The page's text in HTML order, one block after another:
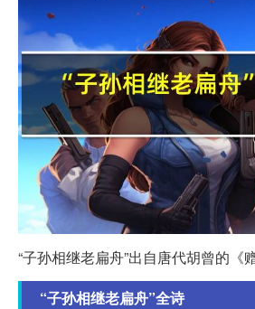
“子孙相继老扁舟”出自唐代胡曾的《
“子孙相继老扁舟”全诗